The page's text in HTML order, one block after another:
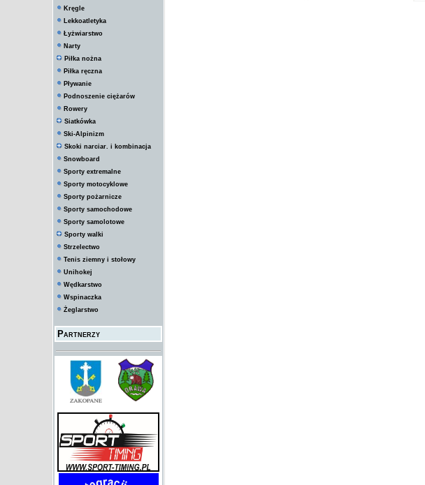
Kręgle
Lekkoatletyka
Łyżwiarstwo
Narty
Piłka nożna
Piłka ręczna
Pływanie
Podnoszenie ciężarów
Rowery
Siatkówka
Ski-Alpinizm
Skoki narciar. i kombinacja
Snowboard
Sporty extremalne
Sporty motocyklowe
Sporty pożarnicze
Sporty samochodowe
Sporty samolotowe
Sporty walki
Strzelectwo
Tenis ziemny i stołowy
Unihokej
Wędkarstwo
Wspinaczka
Żeglarstwo
Partnerzy